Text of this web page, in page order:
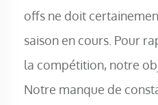
offs ne doit
saison en cours. Pour
la compétition, notre
Notre manque de